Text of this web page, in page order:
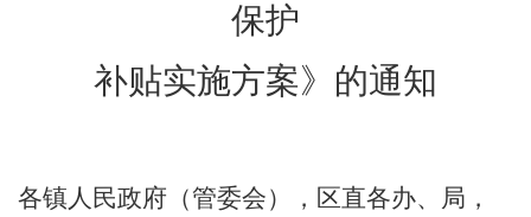
保护
补贴实施方案》 的通知
各镇人民政府（管委会），区直各办、局，